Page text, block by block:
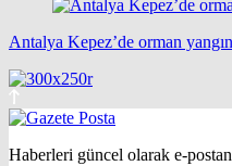
Antalya Kepez’de orman
Haberleri güncel olarak e-